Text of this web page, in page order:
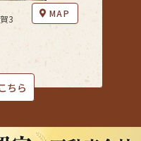
3
MAP
ちら